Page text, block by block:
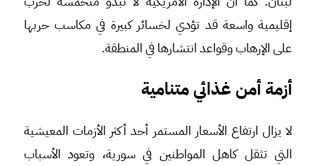
إقليمية واسعة قد تؤدي لخسائر كبيرة في مكاسب حربها
على الإرهاب وقواعد انتشارها في المنطقة.
أزمة أمن غذائي متنامية
لا يزال ارتفاع الأسعار المستمر أحد أكثر الأزمات المعيشية
التي تثقل كاهل المواطنين في سورية، وتعود الأسباب